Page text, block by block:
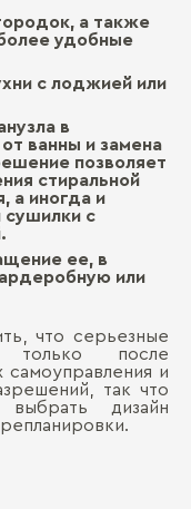
а также
удобные
с лоджией или
в
ванны и замена
позволяет
стиральной
а иногда и
сушилки с
ее, в
или
что серьезные
только после
самоуправления и
так что
дизайн